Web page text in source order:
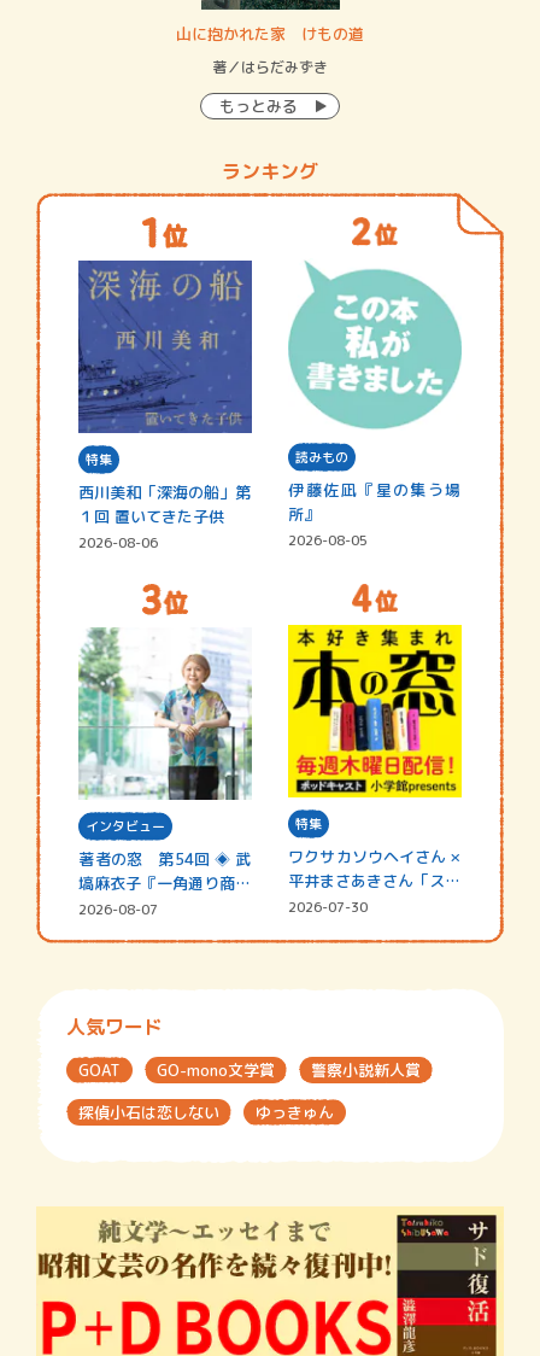
山に抱かれた家 けもの道
著／はらだみずき
もっとみる
ランキング
特集
西川美和「深海の船」第
１回 置いてきた子供
2026-08-06
読みもの
伊藤佐凪『星の集う場
所』
2026-08-05
インタビュー
著者の窓 第54回 ◈ 武
塙麻衣子『一角通り商店
街の…
2026-08-07
特集
ワクサカソウヘイさん ×
平井まさあきさん「スペ
シャ…
2026-07-30
人気ワード
GOAT GO-mono文学賞
警察小説新人賞
探偵小石は恋しない
ゆっきゅん